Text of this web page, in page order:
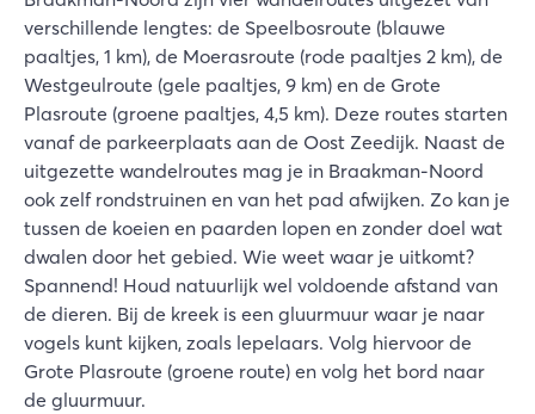
verschillende lengtes: de Speelbosroute (blauwe
paaltjes, 1 km), de Moerasroute (rode paaltjes 2 km), de
Westgeulroute (gele paaltjes, 9 km) en de Grote
Plasroute (groene paaltjes, 4,5 km). Deze routes starten
vanaf de parkeerplaats aan de Oost Zeedijk. Naast de
uitgezette wandelroutes mag je in Braakman-Noord
ook zelf rondstruinen en van het pad afwijken. Zo kan je
tussen de koeien en paarden lopen en zonder doel wat
dwalen door het gebied. Wie weet waar je uitkomt?
Spannend! Houd natuurlijk wel voldoende afstand van
de dieren. Bij de kreek is een gluurmuur waar je naar
vogels kunt kijken, zoals lepelaars. Volg hiervoor de
Grote Plasroute (groene route) en volg het bord naar
de gluurmuur.